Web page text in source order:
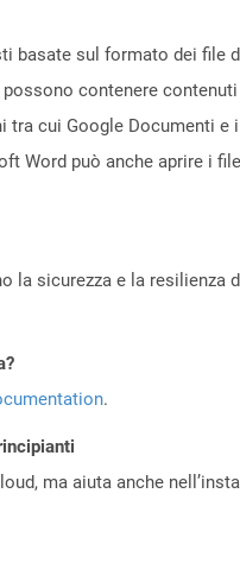
sul formato dei file
contenere
cui Google Documenti e
Word può anche aprire i
la sicurezza e la
.
ma aiuta anche